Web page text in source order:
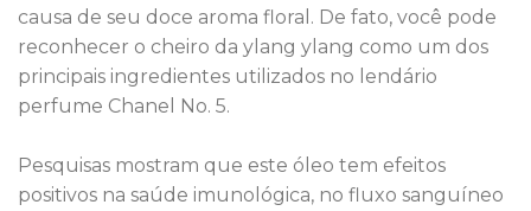
causa de seu doce aroma floral. De fato, você pode
reconhecer o cheiro da ylang ylang como um dos
principais ingredientes utilizados no lendário
perfume Chanel No. 5.
Pesquisas mostram que este óleo tem efeitos
positivos na saúde imunológica, no fluxo sanguíneo